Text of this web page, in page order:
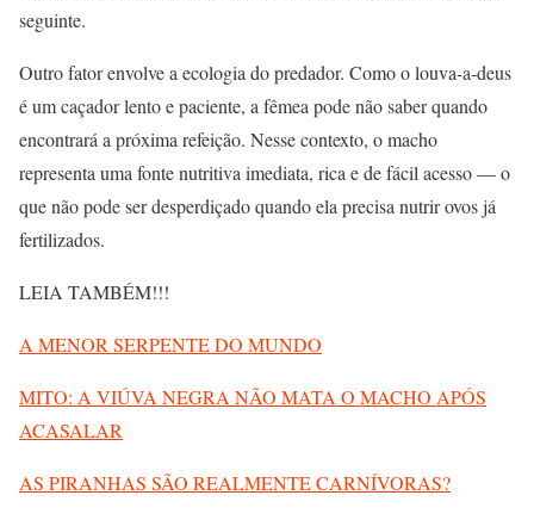
seguinte.
Outro fator envolve a ecologia do predador. Como o louva-a-deus
é um caçador lento e paciente, a fêmea pode não saber quando
encontrará a próxima refeição. Nesse contexto, o macho
representa uma fonte nutritiva imediata, rica e de fácil acesso — o
que não pode ser desperdiçado quando ela precisa nutrir ovos já
fertilizados.
LEIA TAMBÉM!!!
A MENOR SERPENTE DO MUNDO
MITO: A VIÚVA NEGRA NÃO MATA O MACHO APÓS
ACASALAR
AS PIRANHAS SÃO REALMENTE CARNÍVORAS?